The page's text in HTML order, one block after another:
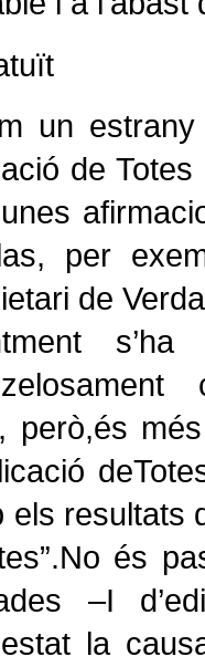
un
de
per
de
s’ha
però,és
els resultats
és
–I
la